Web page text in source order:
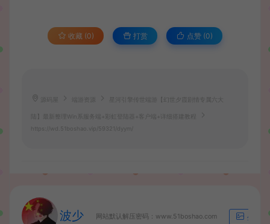
收藏 (0) 打赏 点赞 (0)
端游资源 星河引擎传世端游【幻世夕霞剧情专属六大
陆】最新整理Win系服务端+彩虹登陆器+客户端+详细搭建教程
https://wd.51boshao.vip/59321/dyym/
波少 网站默认解压密码：www.51boshao.com 生成海